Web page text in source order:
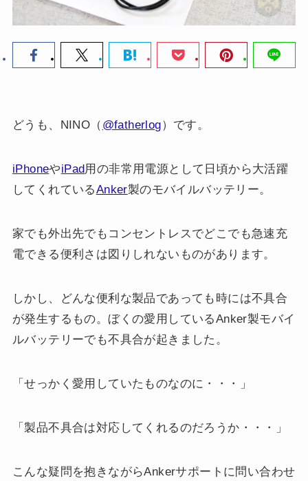
どうも、NINO（ @fatherlog）です。
iPhoneやiPad用の非常用電源として日頃から大活躍
してくれているAnker製のモバイルバッテリー。
家でも外出先でもコンセントレスでどこでも急速充
電できる便利さは図りしれないものがあります。
しかし、どんな便利な製品であっても時には不具合
が発生するもの。ぼくの愛用しているAnker製モバイ
ルバッテリーでも不具合が起きました。
「せっかく愛用していたものなのに・・・」
「製品不具合は対応してくれるのだろうか・・・」
こんな疑問を抱きながらAnkerサポートに問い合わせ